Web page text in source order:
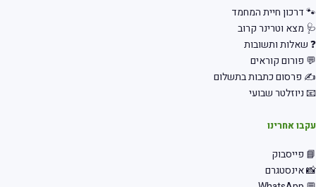
דרכון חיית המחמד
מצא וטרינר קרוב
שאלות ותשובות
פורום קוראים
פרסום כתבות בתשלום
ניוזלטר שבועי
אחרינו
פייסבוק
אינסטגרם